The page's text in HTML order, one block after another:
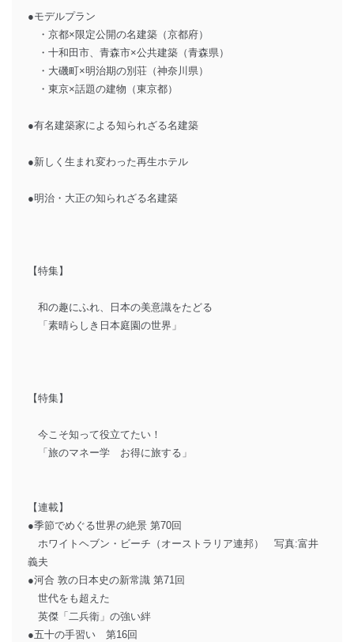
●モデルプラン
・京都×限定公開の名建築（京都府）
・十和田市、青森市×公共建築（青森県）
・大磯町×明治期の別荘（神奈川県）
・東京×話題の建物（東京都）
●有名建築家による知られざる名建築
●新しく生まれ変わった再生ホテル
●明治・大正の知られざる名建築
【特集】
和の趣にふれ、日本の美意識をたどる
「素晴らしき日本庭園の世界」
【特集】
今こそ知って役立てたい！
「旅のマネー学 お得に旅する」
【連載】
●季節でめぐる世界の絶景 第70回
ホワイトヘブン・ビーチ（オーストラリア連邦） 写真:富井
義夫
●河合 敦の日本史の新常識 第71回
世代をも超えた
英傑「二兵衛」の強い絆
●五十の手習い 第16回